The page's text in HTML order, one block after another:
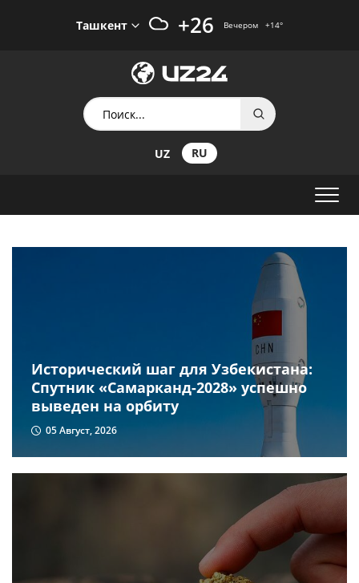
Ташкент +26 Вечером +14°
UZ RU
Исторический шаг для Узбекистана:
Спутник «Самарканд-2028» успешно
выведен на орбиту
05 Август, 2026